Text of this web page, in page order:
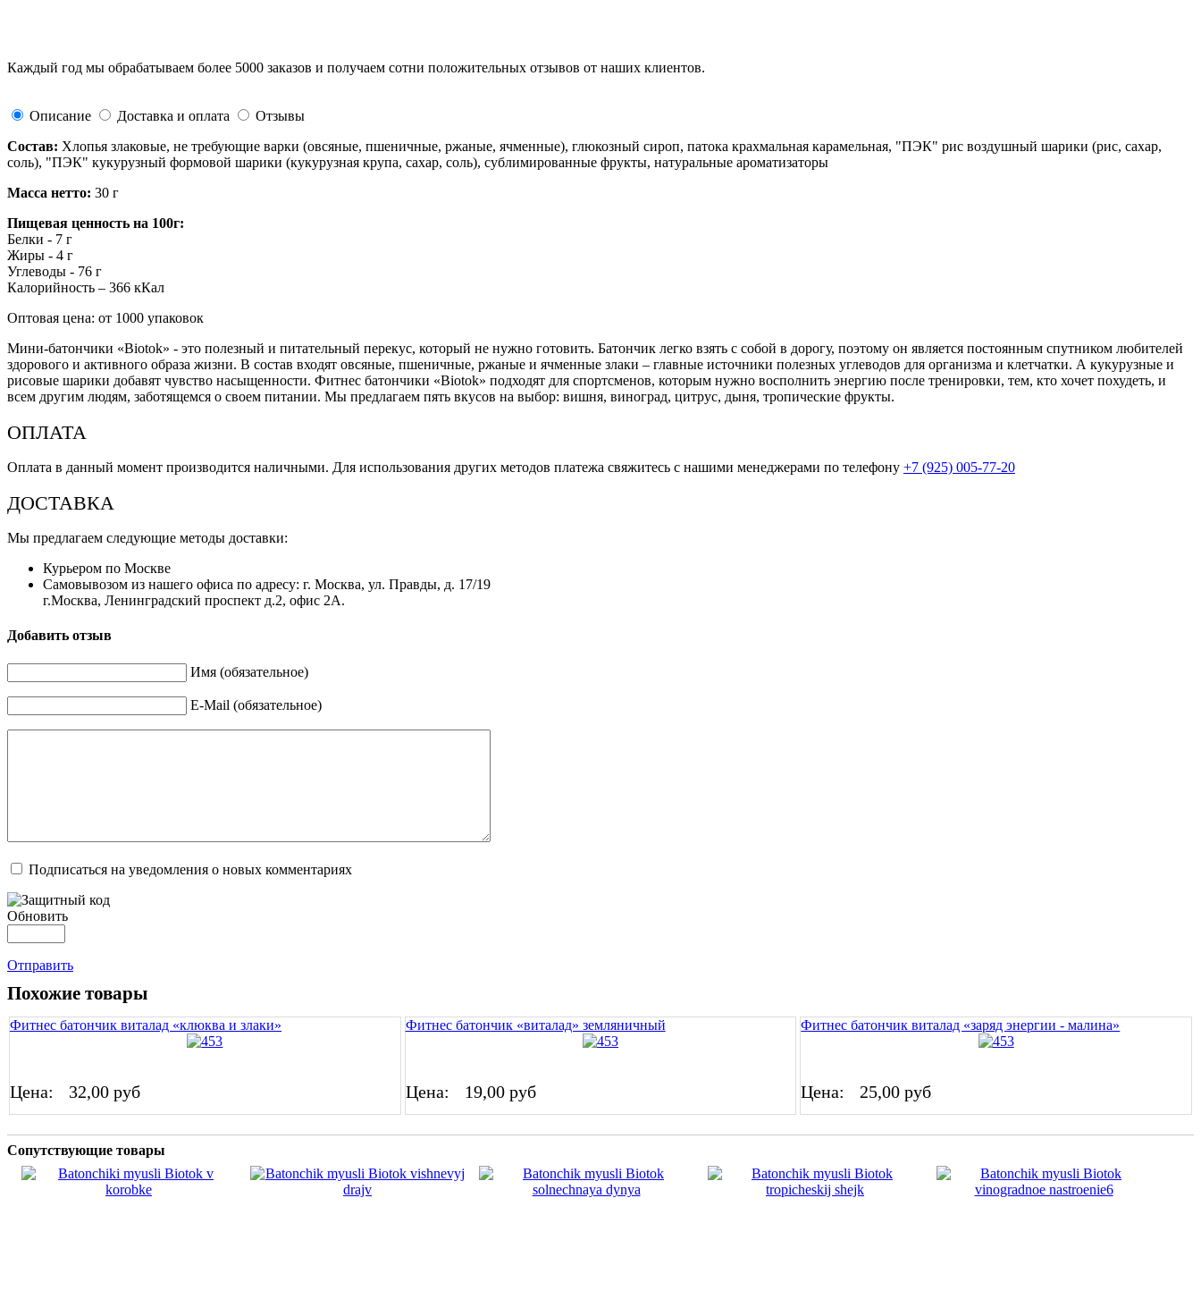
Каждый год мы обрабатываем более 5000 заказов и получаем сотни положительных отзывов от наших клиентов.
Описание Доставка и оплата
Отзывы
Состав: Хлопья злаковые, не требующие варки (овсяные, пшеничные, ржаные, ячменные), глюкозный сироп, патока крахмальная карамельная, "ПЭК" рис воздушный шарики (рис, сахар,
соль), "ПЭК" кукурузный формовой шарики (кукурузная крупа, сахар, соль), сублимированные фрукты, натуральные ароматизаторы
Масса нетто: 30 г
Пищевая ценность на 100г:
Белки - 7 г
Жиры - 4 г
Углеводы - 76 г
Калорийность – 366 кКал
Оптовая цена: от 1000 упаковок
Мини-батончики «Biotok» - это полезный и питательный перекус, который не нужно готовить. Батончик легко взять с собой в дорогу, поэтому он является постоянным спутником любителей
здорового и активного образа жизни. В состав входят овсяные, пшеничные, ржаные и ячменные злаки – главные источники полезных углеводов для организма и клетчатки. А кукурузные и
рисовые шарики добавят чувство насыщенности. Фитнес батончики «Biotok» подходят для спортсменов, которым нужно восполнить энергию после тренировки, тем, кто хочет похудеть, и
всем другим людям, заботящемся о своем питании. Мы предлагаем пять вкусов на выбор: вишня, виноград, цитрус, дыня, тропические фрукты.
ОПЛАТА
Оплата в данный момент производится наличными. Для использования других методов платежа свяжитесь с нашими менеджерами по телефону +7 (925) 005-77-20
ДОСТАВКА
Мы предлагаем следующие методы доставки:
Курьером по Москве
Самовывозом из нашего офиса по адресу: г. Москва, ул. Правды, д. 17/19
г.Москва, Ленинградский проспект д.2, офис 2А.
Добавить отзыв
Имя (обязательное)
E-Mail (обязательное)
Подписаться на уведомления о новых комментариях
Обновить
Отправить
Похожие товары
Фитнес батончик виталад «клюква и злаки»
Цена: 32,00 руб
Фитнес батончик «виталад» земляничный
Цена: 19,00 руб
Фитнес батончик виталад «заряд энергии - малина»
Цена: 25,00 руб
Сопутствующие товары